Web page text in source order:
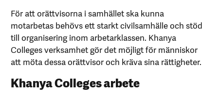
För att orättvisorna i samhället ska kunna
motarbetas behövs ett starkt civilsamhälle och stöd
till organisering inom arbetarklassen. Khanya
Colleges verksamhet gör det möjligt för människor
att möta dessa orättvisor och kräva sina rättigheter.
Khanya Colleges arbete